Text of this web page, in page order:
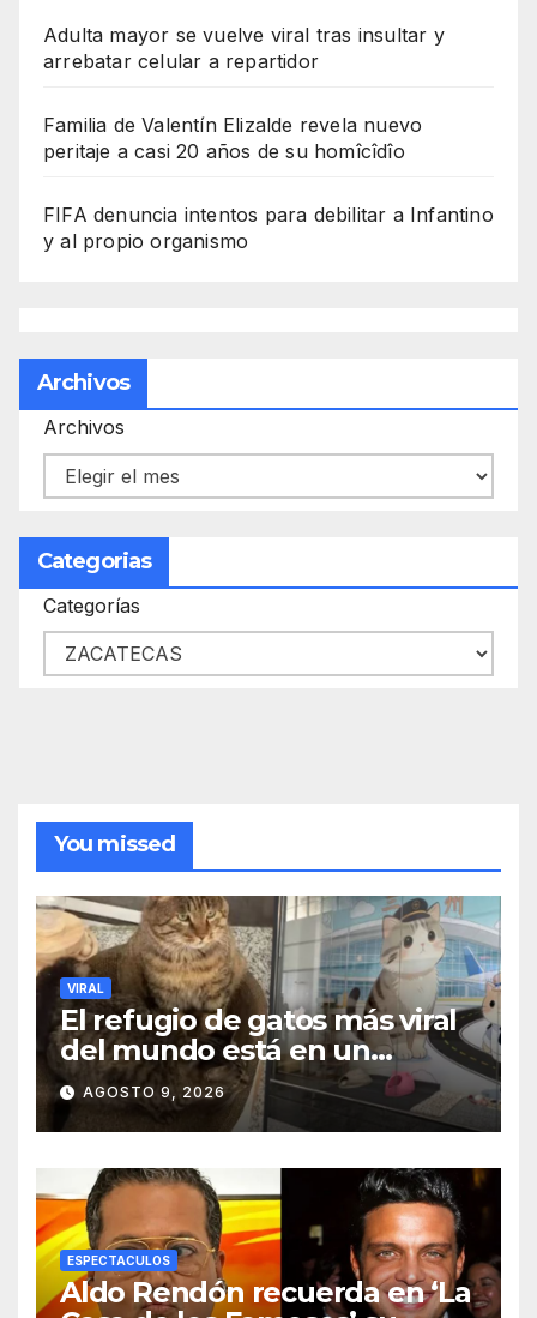
Adulta mayor se vuelve viral tras insultar y
arrebatar celular a repartidor
Familia de Valentín Elizalde revela nuevo
peritaje a casi 20 años de su homîcîdîo
FIFA denuncia intentos para debilitar a Infantino
y al propio organismo
Archivos
Archivos
Categorias
Categorías
You missed
VIRAL
El refugio de gatos más viral
del mundo está en un
aeropuerto internacional y
tiene a tres felinos
patrullando las puertas de
embarque
AGOSTO 9, 2026
ESPECTACULOS
Aldo Rendón recuerda en ‘La